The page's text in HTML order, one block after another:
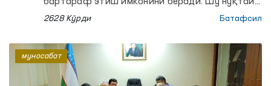
назардан Олий Мажлиснинг Инсон ҳуқуқлари
тушаётган мурожаатлар мунтазам таҳлил
қилиниб, қонун ҳужжатларидаги бўшлиқларни
бугунги кун талабига мос равишда
2628 Кўрди Батафсил
муносабат